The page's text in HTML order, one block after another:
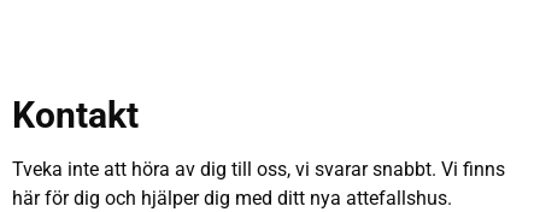
Kontakt
Tveka inte att höra av dig till oss, vi svarar snabbt. Vi finns
här för dig och hjälper dig med ditt nya attefallshus.